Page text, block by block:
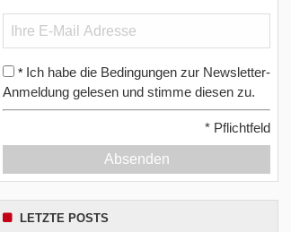
* Ich habe die Bedingungen zur Newsletter-
Anmeldung gelesen und stimme diesen zu.
* Pflichtfeld
Absenden
LETZTE POSTS